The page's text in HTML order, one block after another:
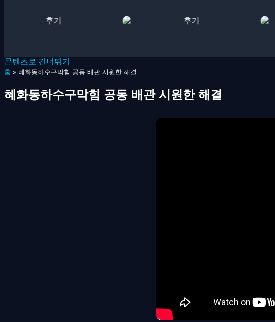
콘텐츠로 건너뛰기
홈 » 혜화동하수구막힘 공동 배관 시원한 해결
혜화동하수구막힘 공동 배관 시원한 해결